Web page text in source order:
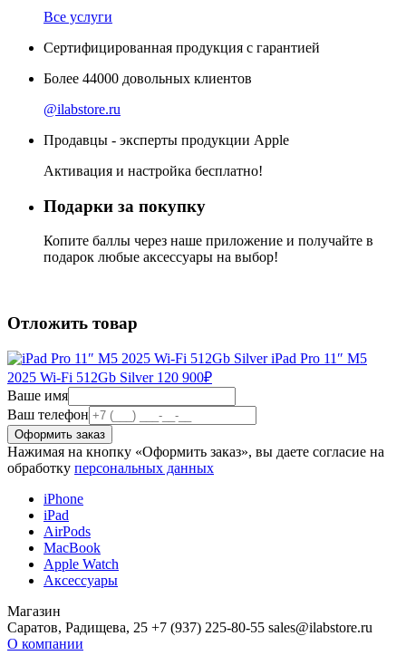
Все услуги
Сертифицированная продукция с гарантией
Более 44000 довольных клиентов
@ilabstore.ru
Продавцы - эксперты продукции Apple
Активация и настройка бесплатно!
Подарки за покупку
Копите баллы через наше приложение и получайте в
подарок любые аксессуары на выбор!
Отложить товар
iPad Pro 11″ M5
2025 Wi-Fi 512Gb Silver 120 900₽
Ваше имя
Ваш телефон
Нажимая на кнопку «Оформить заказ», вы даете согласие на
обработку персональных данных
iPhone
iPad
AirPods
MacBook
Apple Watch
Аксессуары
Магазин
Саратов, Радищева, 25 +7 (937) 225-80-55 sales@ilabstore.ru
О компании